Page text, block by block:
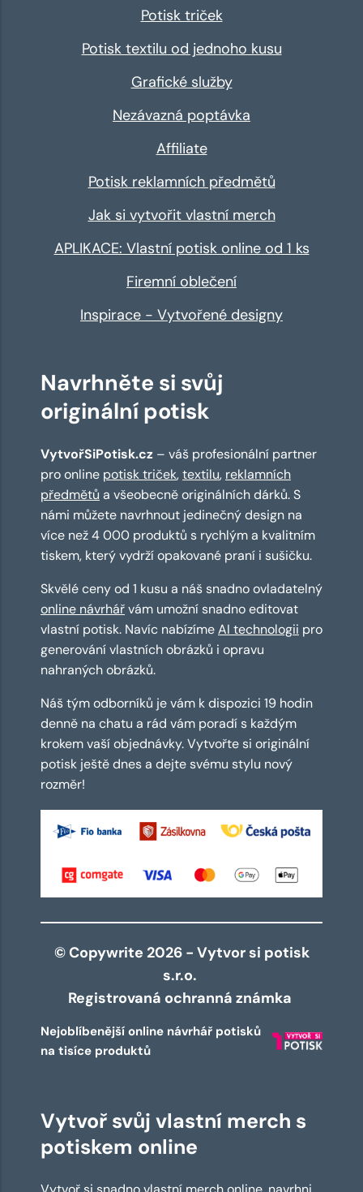
Potisk triček
Potisk textilu od jednoho kusu
Grafické služby
Nezávazná poptávka
Affiliate
Potisk reklamních předmětů
Jak si vytvořit vlastní merch
APLIKACE: Vlastní potisk online od 1 ks
Firemní oblečení
Inspirace - Vytvořené designy
Navrhněte si svůj
originální potisk
VytvořSiPotisk.cz – váš profesionální partner
pro online potisk triček,textilu, reklamních
předmětů a všeobecně originálních dárků. S
námi můžete navrhnout jedinečný design na
více než 4 000 produktů s rychlým a kvalitním
tiskem, který vydrží opakované praní i sušičku.
Skvělé ceny od 1 kusu a náš snadno ovladatelný
online návrhářvám umožní snadno editovat
vlastní potisk. Navíc nabízímeAI technologii pro
generování vlastních obrázků i opravu
nahraných obrázků.
Náš tým odborníků je vám k dispozici 19 hodin
denně na chatu a rád vám poradí s každým
krokem vaší objednávky. Vytvořte si originální
potisk ještě dnes a dejte svému stylu nový
rozměr!
© Copywrite 2026 - Vytvor si potisk
s.r.o.
Registrovaná ochranná známka
Nejoblíbenější online návrhář potisků
na tisíce produktů
Vytvoř svůj vlastní merch s
potiskem online